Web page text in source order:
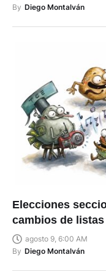
By Diego Montalván
Elecciones
cambios de
agosto 9, 6:00 AM
By Diego Montalván